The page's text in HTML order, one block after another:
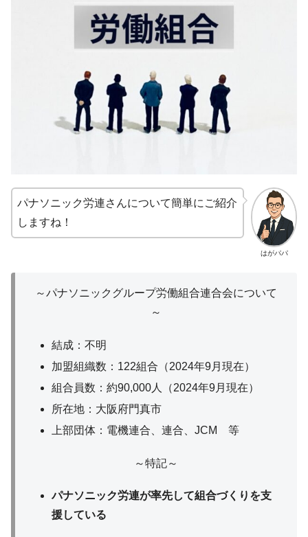
はがパパ
パナソニック労連さんについて簡単にご紹介
しますね！
～パナソニックグループ労働組合連合会について
～
結成：不明
加盟組織数：122組合（2024年9月現在）
組合員数：約90,000人（2024年9月現在）
所在地：大阪府門真市
上部団体：電機連合、連合、JCM 等
～特記～
パナソニック労連が率先して組合づくりを支
援している